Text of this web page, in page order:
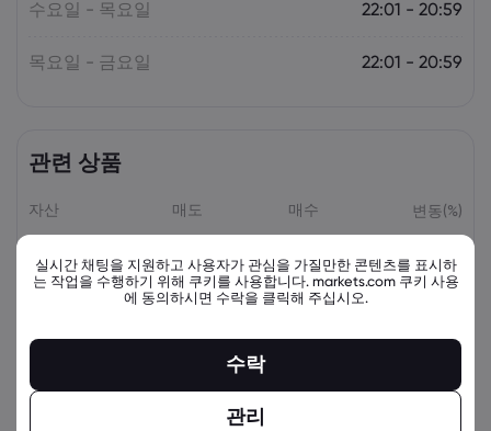
수요일 - 목요일 22:01 - 20:59
목요일 - 금요일 22:01 - 20:59
관련 상품
자산 매도 매수 변동(%)
실시간 채팅을 지원하고 사용자가 관심을 가질만한 콘텐츠를 표시하
는 작업을 수행하기 위해 쿠키를 사용합니다. markets.com 쿠키 사용
에 동의하시면 수락을 클릭해 주십시오.
수락
관리